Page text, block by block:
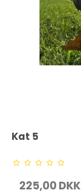
Kat 5
225,00 DKK